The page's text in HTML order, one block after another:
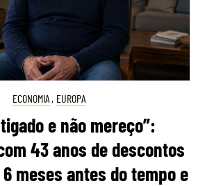
ECONOMIA , EUROPA
e não mereço”:
43 anos de descontos
meses antes do tempo e